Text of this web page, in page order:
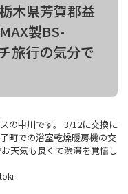
木県芳賀郡益
製BS-
旅行の気分で
の中川です。 3/12に交換に
町での浴室乾燥暖房機の交
天気も良くて渋滞を覚悟し